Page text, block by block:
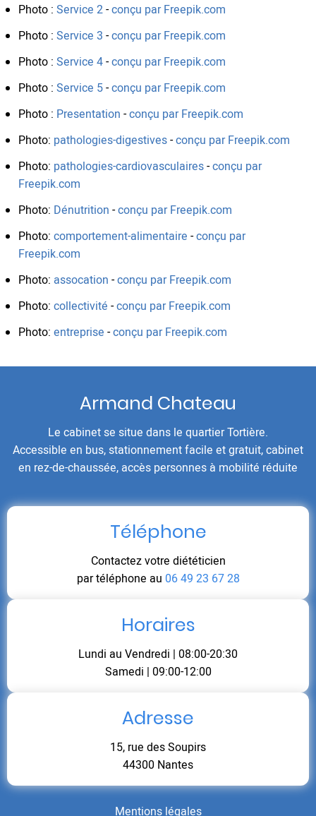
Photo : Service 2-conçu par Freepik.com
Photo : Service 3 -conçu par Freepik.com
Photo : Service 4-conçu par Freepik.com
Photo : Service 5-conçu par Freepik.com
Photo : Presentation -conçu par Freepik.com
Photo: pathologies-digestives-conçu par Freepik.com
Photo: pathologies-cardiovasculaires-conçu par
Freepik.com
Photo: Dénutrition -conçu par Freepik.com
Photo: comportement-alimentaire -conçu par
Freepik.com
Photo: assocation -conçu par Freepik.com
Photo: collectivité -conçu par Freepik.com
Photo: entreprise -conçu par Freepik.com
Armand Chateau
Le cabinet se situe dans le quartier Tortière.
Accessible en bus, stationnement facile et gratuit, cabinet
en rez-de-chaussée, accès personnes à mobilité réduite
Téléphone
Contactez votre diététicien
par téléphone au 06 49 23 67 28
Horaires
Lundi au Vendredi | 08:00-20:30
Samedi | 09:00-12:00
Adresse
15, rue des Soupirs
44300 Nantes
Mentions légales